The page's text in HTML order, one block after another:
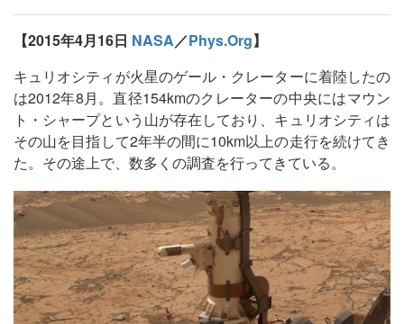
【2015年4月16日 NASA／Phys.Org】
キュリオシティが火星のゲール・クレーターに着陸したの
は2012年8月。直径154kmのクレーターの中央にはマウン
ト・シャープという山が存在しており、キュリオシティは
その山を目指して2年半の間に10km以上の走行を続けてき
た。その途上で、数多くの調査を行ってきている。